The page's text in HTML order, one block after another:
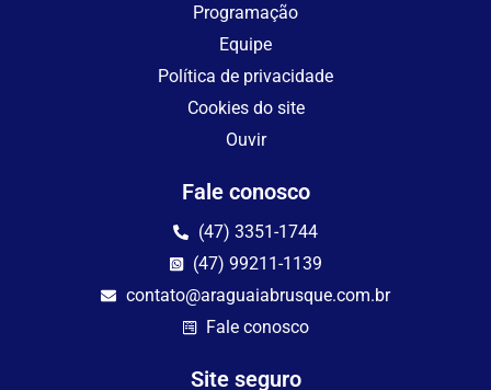
Programação
Equipe
Política de privacidade
Cookies do site
Ouvir
Fale conosco
(47) 3351-1744
(47) 99211-1139
contato@araguaiabrusque.com.br
Fale conosco
Site seguro